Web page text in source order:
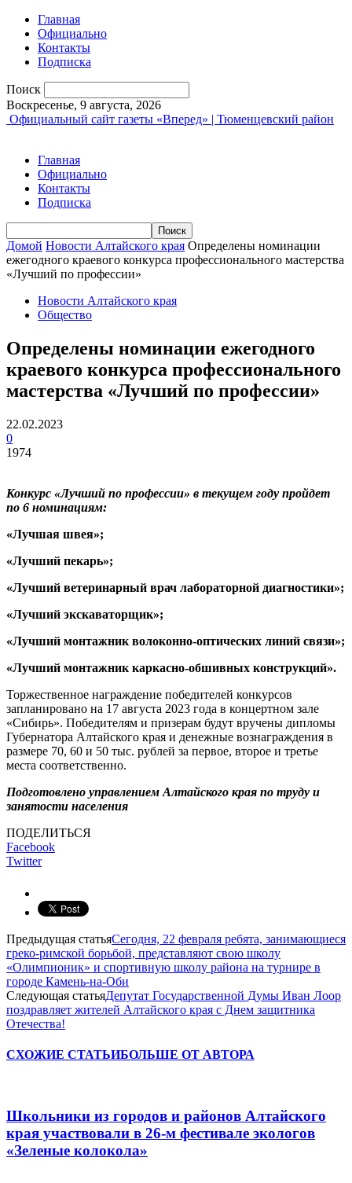
Главная
Официально
Контакты
Подписка
Поиск
Воскресенье, 9 августа, 2026
Официальный сайт газеты «Вперед» | Тюменцевский район
Главная
Официально
Контакты
Подписка
Домой Новости Алтайского края Определены номинации
ежегодного краевого конкурса профессионального мастерства
«Лучший по профессии»
Новости Алтайского края
Общество
Определены номинации ежегодного
краевого конкурса профессионального
мастерства «Лучший по профессии»
22.02.2023
0
1974
Конкурс «Лучший по профессии» в текущем году пройдет
по 6 номинациям:
«Лучшая швея»;
«Лучший пекарь»;
«Лучший ветеринарный врач лабораторной диагностики»;
«Лучший экскаваторщик»;
«Лучший монтажник волоконно-оптических линий связи»;
«Лучший монтажник каркасно-обшивных конструкций».
Торжественное награждение победителей конкурсов
запланировано на 17 августа 2023 года в концертном зале
«Сибирь». Победителям и призерам будут вручены дипломы
Губернатора Алтайского края и денежные вознаграждения в
размере 70, 60 и 50 тыс. рублей за первое, второе и третье
места соответственно.
Подготовлено управлением Алтайского края по труду и
занятости населения
ПОДЕЛИТЬСЯ
Facebook
Twitter
Предыдущая статьяСегодня, 22 февраля ребята, занимающиеся
греко-римской борьбой, представляют свою школу
«Олимпионик» и спортивную школу района на турнире в
городе Камень-на-Оби
Следующая статьяДепутат Государственной Думы Иван Лоор
поздравляет жителей Алтайского края с Днем защитника
Отечества!
СХОЖИЕ СТАТЬИБОЛЬШЕ ОТ АВТОРА
Школьники из городов и районов Алтайского
края участвовали в 26-м фестивале экологов
«Зеленые колокола»